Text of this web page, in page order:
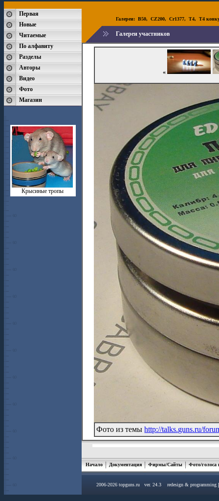
Первая
Новые
Читаемые
По алфавиту
Разделы
Авторы
Видео
Фото
Магазин
Крысиные тропы
Галереи: B50, CZ200, Cr1377, T4, T4
Галереи участников
«
Фото из темыhttp://talks.guns.ru/
Начало Документация Фирмы/Сайты Фото/голоса
2006-2026 topguns.ru ver. 24.3 redesign & programming